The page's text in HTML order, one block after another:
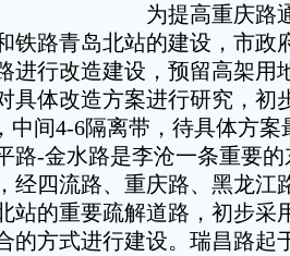
为提高重庆路
铁路青岛北站的建设，市政
进行改造建设，预留高架用
具体改造方案进行研究，初
中间4-6隔离带，待具体方
路-金水路是李沧一条重要
经四流路、重庆路、黑龙江
站的重要疏解道路，初步采
的方式进行建设。瑞昌路起